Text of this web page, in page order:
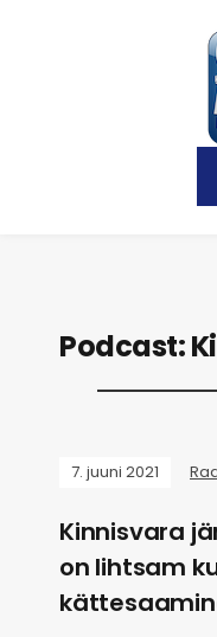
Podcast:
7. juuni 2021
Kinnisvara
on lihtsam